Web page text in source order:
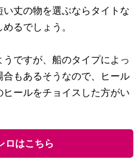
丈の物を選ぶならタイトな
るでしょう。
ですが、船のタイプによっ
もあるそうなので、ヒール
ールをチョイスした方がい
ロはこちら